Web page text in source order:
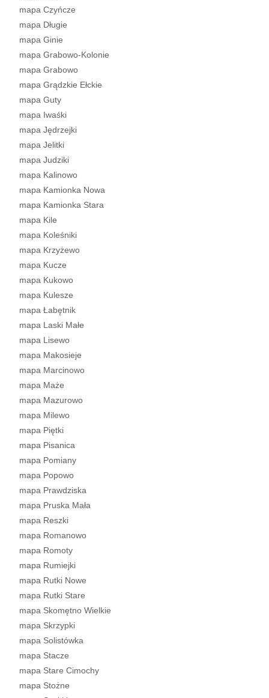
mapa Czyńcze
mapa Długie
mapa Ginie
mapa Grabowo-Kolonie
mapa Grabowo
mapa Grądzkie Ełckie
mapa Guty
mapa Iwaśki
mapa Jędrzejki
mapa Jelitki
mapa Judziki
mapa Kalinowo
mapa Kamionka Nowa
mapa Kamionka Stara
mapa Kile
mapa Koleśniki
mapa Krzyżewo
mapa Kucze
mapa Kukowo
mapa Kulesze
mapa Łabętnik
mapa Laski Małe
mapa Lisewo
mapa Makosieje
mapa Marcinowo
mapa Maże
mapa Mazurowo
mapa Milewo
mapa Piętki
mapa Pisanica
mapa Pomiany
mapa Popowo
mapa Prawdziska
mapa Pruska Mała
mapa Reszki
mapa Romanowo
mapa Romoty
mapa Rumiejki
mapa Rutki Nowe
mapa Rutki Stare
mapa Skomętno Wielkie
mapa Skrzypki
mapa Solistówka
mapa Stacze
mapa Stare Cimochy
mapa Stożne